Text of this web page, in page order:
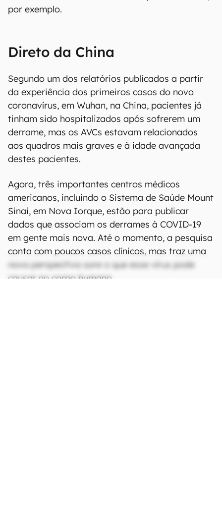
por exemplo.
Direto da China
Segundo um dos relatórios publicados a partir
da experiência dos primeiros casos do novo
coronavírus, em Wuhan, na China, pacientes já
tinham sido hospitalizados após sofrerem um
derrame, mas os AVCs estavam relacionados
aos quadros mais graves e à idade avançada
destes pacientes.
Agora, três importantes centros médicos
americanos, incluindo o Sistema de Saúde Mount
Sinai, em Nova Iorque, estão para publicar
dados que associam os derrames à COVID-19
em gente mais nova. Até o momento, a pesquisa
conta com poucos casos clínicos, mas traz uma
nova perspectiva sore o que esse vírus pode
causar no corpo humano.